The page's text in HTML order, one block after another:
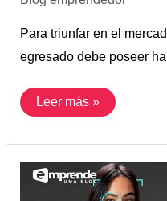
Para triunfar en el
egresado debe poseer
Leer más »
Cómo
la
Inteligencia